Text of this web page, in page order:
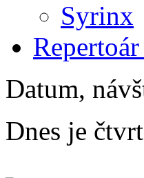
Syrinx
Datum,
Dnes je